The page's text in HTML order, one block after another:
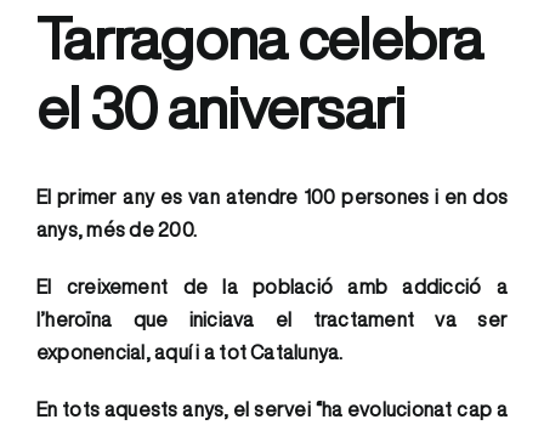
Tarragona celebra
el 30 aniversari
El primer any es van atendre 100 persones i en dos
anys, més de 200.
El creixement de la població amb addicció a
l’heroïna que iniciava el tractament va ser
exponencial, aquí i a tot Catalunya.
En tots aquests anys, el servei “ha evolucionat cap a